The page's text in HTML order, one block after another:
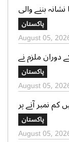
بننے والی
توڑ گئی،ملزم
محلے دار نکلا
پاکستان
August 05,
دوران ملزم نے
کردیا،ملزم
گرفتار
پاکستان
August 05,
کم نمبر آنے پر
خودکشی کرلی
پاکستان
August 05,